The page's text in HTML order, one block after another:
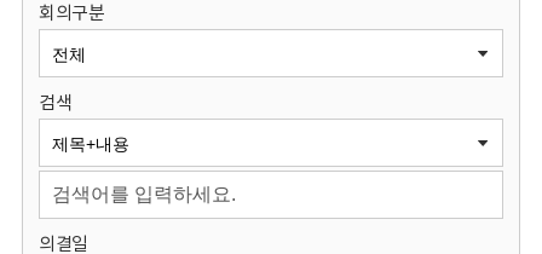
원
회
회의구분
검색
의결일